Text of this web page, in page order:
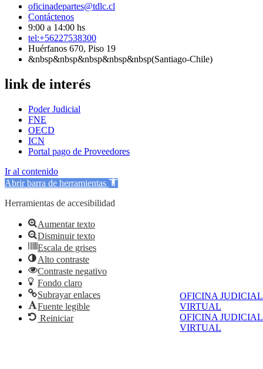
OFICINA JUDICIAL
VIRTUAL
OFICINA JUDICIAL
VIRTUAL
oficinadepartes@tdlc.cl
Contáctenos
9:00 a 14:00 hs
tel:+56227538300
Huérfanos 670, Piso 19
&nbsp&nbsp&nbsp&nbsp&nbsp(Santiago-Chile)
link de interés
Poder Judicial
FNE
OECD
ICN
Portal pago de Proveedores
Ir al contenido
Abrir barra de herramientas
Herramientas de accesibilidad
Aumentar texto
Disminuir texto
Escala de grises
Alto contraste
Contraste negativo
Fondo claro
Subrayar enlaces
Fuente legible
Reiniciar